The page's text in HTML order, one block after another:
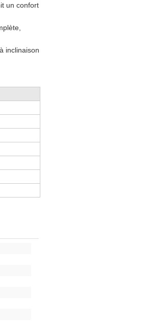
un confort
inclinaison